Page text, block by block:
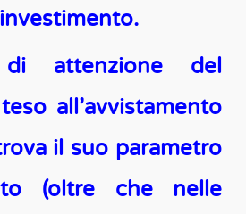
attenzione del
all’avvistamento
il suo parametro
(oltre che nelle